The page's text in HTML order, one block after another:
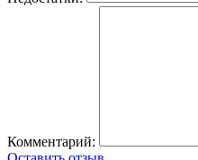
Комментарий: